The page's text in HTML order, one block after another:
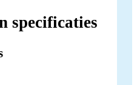
specificaties